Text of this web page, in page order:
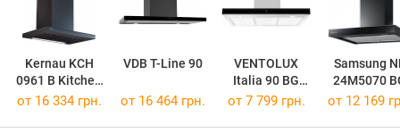
Kernau KCH
0961 B Kitchen
Connect
VDB T-Line 90
VENTOLUX
Italia 90 BG
1200 TRC
Samsung
24M5070
от 16 334 грн. от 16 464 грн. от 7 799 грн. от 12 169